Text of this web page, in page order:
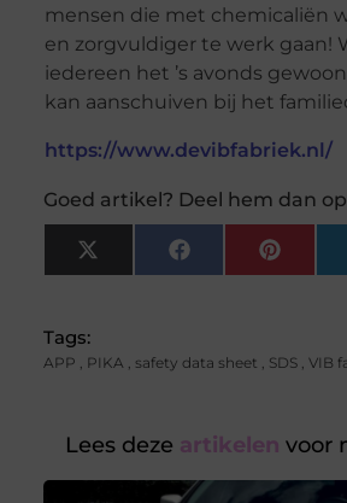
mensen die met chemicaliën
en zorgvuldiger te werk gaan!
iedereen het ’s avonds
kan aanschuiven bij het
https://www.devibfabriek.nl/
Goed artikel? Deel hem dan
X
(Twitter)
Facebook
Tags:
APP , PIKA , safety data sheet , SDS, VIB
Lees deze artikelen voor